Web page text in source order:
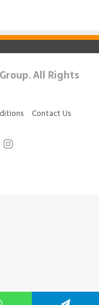
All Rights
Contact Us
Instagram